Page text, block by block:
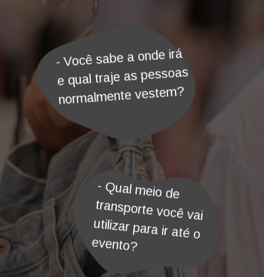
- Você sabe a onde irá
e qual traje as pessoas
normalmente vestem?
- Qual meio de
transporte você vai
utilizar para ir até o
evento?